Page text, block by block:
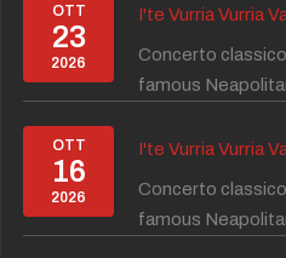
OTT
23
2026
I'te Vurria Vurria
Concerto
famous
OTT
16
2026
I'te Vurria Vurria
Concerto
famous